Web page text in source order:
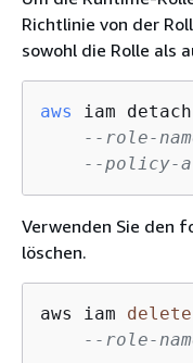
Richtlinie von der
sowohl die Rolle als
aws
iam
--role-
--policy-
Verwenden Sie den
löschen.
aws iam delete
--role-